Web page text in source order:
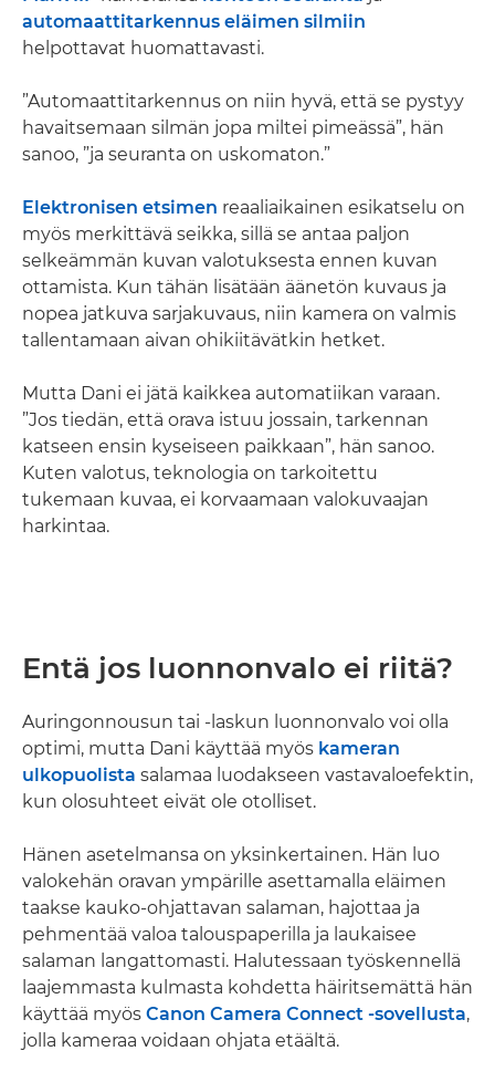
automaattitarkennus eläimen silmiin
helpottavat huomattavasti.
”Automaattitarkennus on niin hyvä, että se pystyy
havaitsemaan silmän jopa miltei pimeässä”, hän
sanoo, ”ja seuranta on uskomaton.”
Elektronisen etsimen reaaliaikainen esikatselu on
myös merkittävä seikka, sillä se antaa paljon
selkeämmän kuvan valotuksesta ennen kuvan
ottamista. Kun tähän lisätään äänetön kuvaus ja
nopea jatkuva sarjakuvaus, niin kamera on valmis
tallentamaan aivan ohikiitävätkin hetket.
Mutta Dani ei jätä kaikkea automatiikan varaan.
”Jos tiedän, että orava istuu jossain, tarkennan
katseen ensin kyseiseen paikkaan”, hän sanoo.
Kuten valotus, teknologia on tarkoitettu
tukemaan kuvaa, ei korvaamaan valokuvaajan
harkintaa.
Entä jos luonnonvalo ei riitä?
Auringonnousun tai -laskun luonnonvalo voi olla
optimi, mutta Dani käyttää myös kameran
ulkopuolista salamaa luodakseen vastavaloefektin,
kun olosuhteet eivät ole otolliset.
Hänen asetelmansa on yksinkertainen. Hän luo
valokehän oravan ympärille asettamalla eläimen
taakse kauko-ohjattavan salaman, hajottaa ja
pehmentää valoa talouspaperilla ja laukaisee
salaman langattomasti. Halutessaan työskennellä
laajemmasta kulmasta kohdetta häiritsemättä hän
käyttää myös Canon Camera Connect -sovellusta,
jolla kameraa voidaan ohjata etäältä.